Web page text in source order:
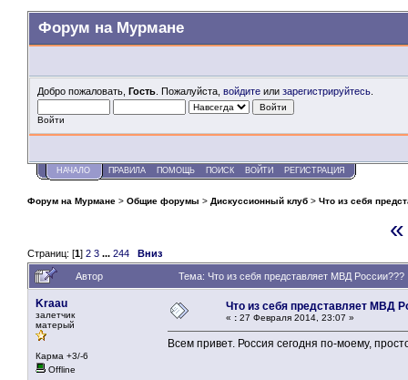
Форум на Мурмане
Добро пожаловать, Гость . Пожалуйста, войдите или зарегистрируйтесь
Войти
НАЧАЛО ПРАВИЛА ПОМОЩЬ ПОИСК ВОЙТИ РЕГИСТРАЦИЯ
Форум на Мурмане > Общие форумы > Дискуссионный клуб > Что из себя
Страниц: [1] 2 3 ... 244 Вниз
Автор Тема: Что из себя представляет МВД
Kraau
залетчик
матерый
Карма +3/-6
Offline
Что из себя представляет МВД
« : 27 Февраля 2014, 23:07 »
Всем привет. Россия сегодня по-моему,